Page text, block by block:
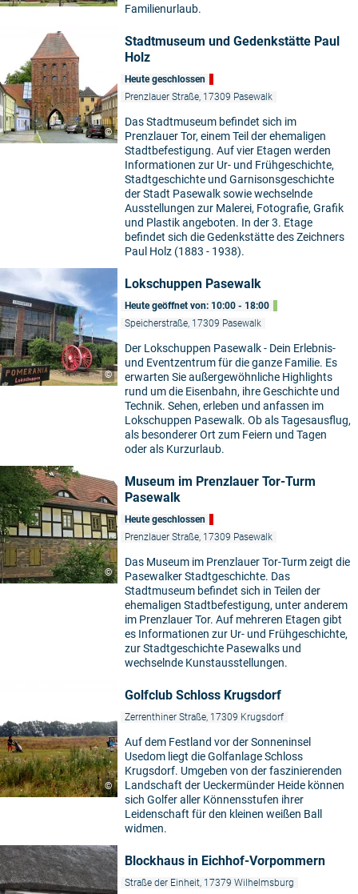
Familienurlaub.
©
Stadtmuseum und Gedenkstätte Paul
Holz
Heute geschlossen
Prenzlauer Straße, 17309 Pasewalk
Das Stadtmuseum befindet sich im
Prenzlauer Tor, einem Teil der ehemaligen
Stadtbefestigung. Auf vier Etagen werden
Informationen zur Ur- und Frühgeschichte,
Stadtgeschichte und Garnisonsgeschichte
der Stadt Pasewalk sowie wechselnde
Ausstellungen zur Malerei, Fotografie, Grafik
und Plastik angeboten. In der 3. Etage
befindet sich die Gedenkstätte des Zeichners
Paul Holz (1883 - 1938).
©
Lokschuppen Pasewalk
Heute geöffnet von: 10:00 - 18:00
Speicherstraße, 17309 Pasewalk
Der Lokschuppen Pasewalk - Dein Erlebnis-
und Eventzentrum für die ganze Familie. Es
erwarten Sie außergewöhnliche Highlights
rund um die Eisenbahn, ihre Geschichte und
Technik. Sehen, erleben und anfassen im
Lokschuppen Pasewalk. Ob als Tagesausflug,
als besonderer Ort zum Feiern und Tagen
oder als Kurzurlaub.
©
Museum im Prenzlauer Tor-Turm
Pasewalk
Heute geschlossen
Prenzlauer Straße, 17309 Pasewalk
Das Museum im Prenzlauer Tor-Turm zeigt die
Pasewalker Stadtgeschichte. Das
Stadtmuseum befindet sich in Teilen der
ehemaligen Stadtbefestigung, unter anderem
im Prenzlauer Tor. Auf mehreren Etagen gibt
es Informationen zur Ur- und Frühgeschichte,
zur Stadtgeschichte Pasewalks und
wechselnde Kunstausstellungen.
©
Golfclub Schloss Krugsdorf
Zerrenthiner Straße, 17309 Krugsdorf
Auf dem Festland vor der Sonneninsel
Usedom liegt die Golfanlage Schloss
Krugsdorf. Umgeben von der faszinierenden
Landschaft der Ueckermünder Heide können
sich Golfer aller Könnensstufen ihrer
Leidenschaft für den kleinen weißen Ball
widmen.
Blockhaus in Eichhof-Vorpommern
Straße der Einheit, 17379 Wilhelmsburg